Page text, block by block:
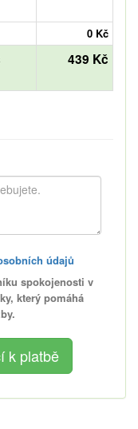
0 Kč
439 Kč
údajů
spokojenosti v
který pomáhá